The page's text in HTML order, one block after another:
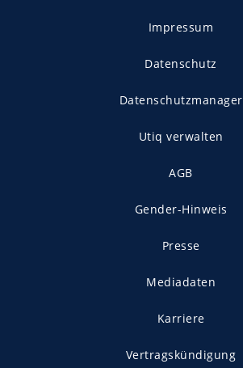
Impressum
Datenschutz
Datenschutzmanager
Utiq verwalten
AGB
Gender-Hinweis
Presse
Mediadaten
Karriere
Vertragskündigung